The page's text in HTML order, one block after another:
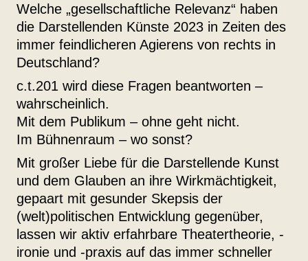
Welche „gesellschaftliche Relevanz“ haben
die Darstellenden Künste 2023 in Zeiten des
immer feindlicheren Agierens von rechts in
Deutschland?
c.t.201 wird diese Fragen beantworten –
wahrscheinlich.
Mit dem Publikum – ohne geht nicht.
Im Bühnenraum – wo sonst?
Mit großer Liebe für die Darstellende Kunst
und dem Glauben an ihre Wirkmächtigkeit,
gepaart mit gesunder Skepsis der
(welt)politischen Entwicklung gegenüber,
lassen wir aktiv erfahrbare Theatertheorie, -
ironie und -praxis auf das immer schneller